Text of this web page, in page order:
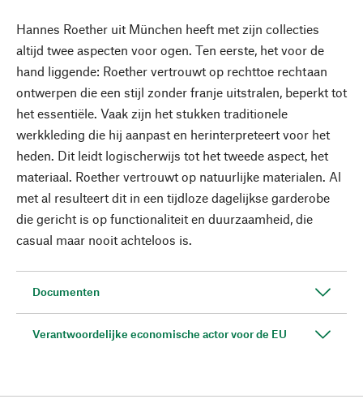
Hannes Roether uit München heeft met zijn collecties
altijd twee aspecten voor ogen. Ten eerste, het voor de
hand liggende: Roether vertrouwt op rechttoe rechtaan
ontwerpen die een stijl zonder franje uitstralen, beperkt tot
het essentiële. Vaak zijn het stukken traditionele
werkkleding die hij aanpast en herinterpreteert voor het
heden. Dit leidt logischerwijs tot het tweede aspect, het
materiaal. Roether vertrouwt op natuurlijke materialen. Al
met al resulteert dit in een tijdloze dagelijkse garderobe
die gericht is op functionaliteit en duurzaamheid, die
casual maar nooit achteloos is.
Documenten
Verantwoordelijke economische actor voor de EU